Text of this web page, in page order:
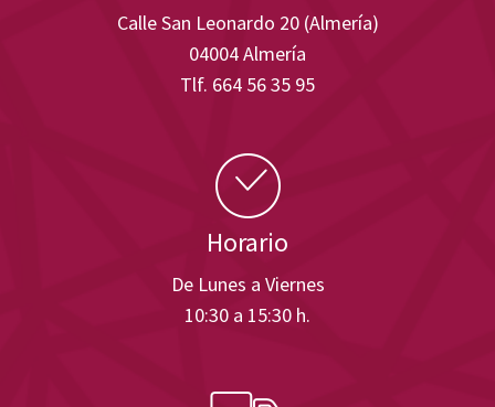
Calle San Leonardo 20 (Almería)
04004 Almería
Tlf. 664 56 35 95
Horario
De Lunes a Viernes
10:30 a 15:30 h.